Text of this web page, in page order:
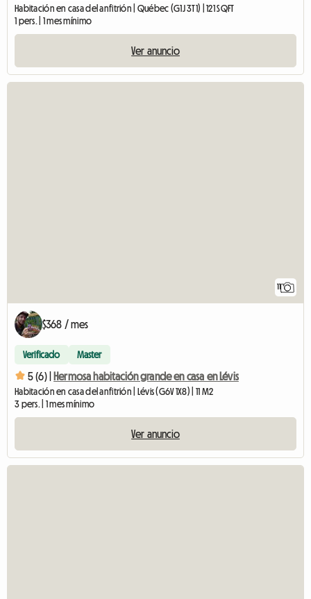
Habitación en casa del anfitrión | Québec (G1J 3T1) | 121 SQFT
1 pers. | 1 mes mínimo
Ver anuncio
11
$368 / mes
Verificado Master
5 (6) | Hermosa habitación grande en casa en Lévis
Habitación en casa del anfitrión | Lévis (G6V 1X8) | 11 M2
3 pers. | 1 mes mínimo
Ver anuncio